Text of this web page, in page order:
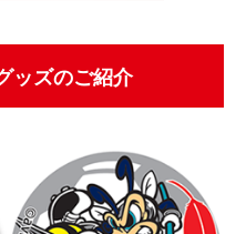
ッズのご紹介